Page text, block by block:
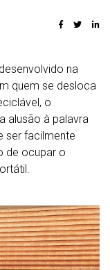
na
quem se desloca
o
alusão à palavra
ser facilmente
de ocupar o